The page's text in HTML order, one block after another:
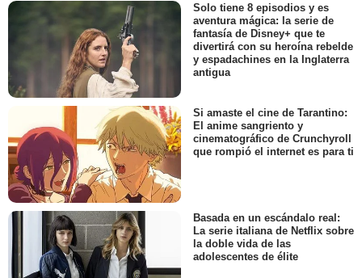
Solo tiene 8 episodios y es
aventura mágica: la serie de
fantasía de Disney+ que te
divertirá con su heroína rebelde
y espadachines en la Inglaterra
antigua
Si amaste el cine de Tarantino:
El anime sangriento y
cinematográfico de Crunchyroll
que rompió el internet es para ti
Basada en un escándalo real:
La serie italiana de Netflix sobre
la doble vida de las
adolescentes de élite